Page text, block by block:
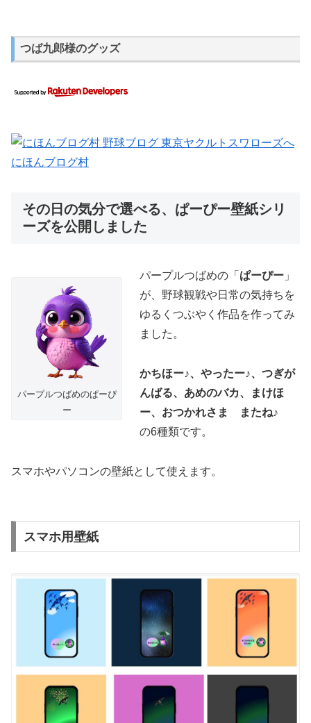
つば九郎様のグッズ
にほんブログ村
その日の気分で選べる、ぱーぴー壁紙シリ
ーズを公開しました
パープルつばめのぱーぴ
ー
パープルつばめの「 ぱーぴー 」
が、野球観戦や日常の気持ちを
ゆるくつぶやく作品を作ってみ
ました。
かちほー♪、やったー♪、つぎが
んばる、あめのバカ、まけほ
ー、おつかれさま またね♪
の6種類です。
スマホやパソコンの壁紙として使えます。
スマホ用壁紙